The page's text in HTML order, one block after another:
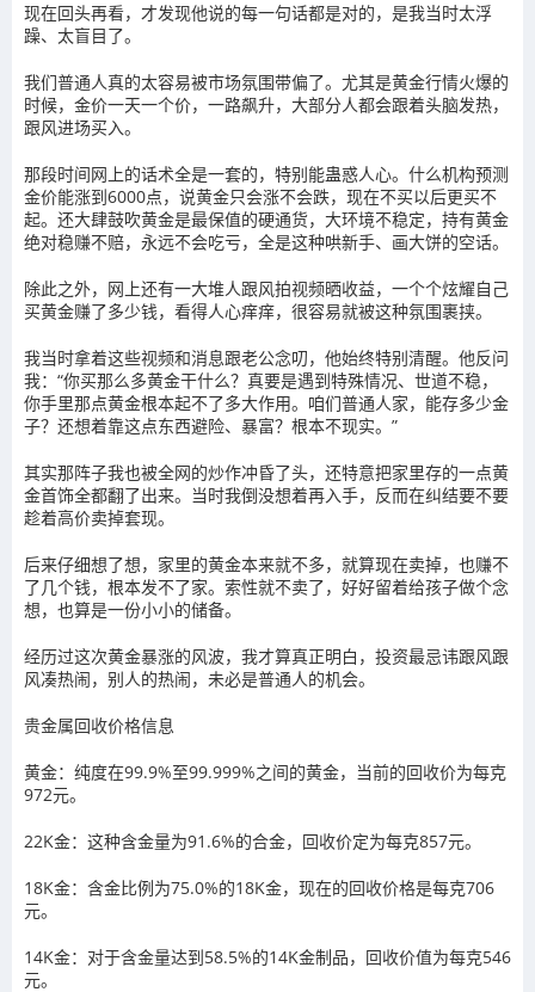
现在回头再看，才发现他说的每一句话都是对的，是我当时太浮
躁、太盲目了。
我们普通人真的太容易被市场氛围带偏了。尤其是黄金行情火爆的
时候，金价一天一个价，一路飙升，大部分人都会跟着头脑发热，
跟风进场买入。
那段时间网上的话术全是一套的，特别能蛊惑人心。什么机构预测
金价能涨到6000点，说黄金只会涨不会跌，现在不买以后更买不
起。还大肆鼓吹黄金是最保值的硬通货，大环境不稳定，持有黄金
绝对稳赚不赔，永远不会吃亏，全是这种哄新手、画大饼的空话。
除此之外，网上还有一大堆人跟风拍视频晒收益，一个个炫耀自己
买黄金赚了多少钱，看得人心痒痒，很容易就被这种氛围裹挟。
我当时拿着这些视频和消息跟老公念叨，他始终特别清醒。他反问
我：“你买那么多黄金干什么？真要是遇到特殊情况、世道不稳，
你手里那点黄金根本起不了多大作用。咱们普通人家，能存多少金
子？还想着靠这点东西避险、暴富？根本不现实。”
其实那阵子我也被全网的炒作冲昏了头，还特意把家里存的一点黄
金首饰全都翻了出来。当时我倒没想着再入手，反而在纠结要不要
趁着高价卖掉套现。
后来仔细想了想，家里的黄金本来就不多，就算现在卖掉，也赚不
了几个钱，根本发不了家。索性就不卖了，好好留着给孩子做个念
想，也算是一份小小的储备。
经历过这次黄金暴涨的风波，我才算真正明白，投资最忌讳跟风跟
风凑热闹，别人的热闹，未必是普通人的机会。
贵金属回收价格信息
黄金：纯度在99.9%至99.999%之间的黄金，当前的回收价为每克
972元。
22K金：这种含金量为91.6%的合金，回收价定为每克857元。
18K金：含金比例为75.0%的18K金，现在的回收价格是每克706
元。
14K金：对于含金量达到58.5%的14K金制品，回收价值为每克546
元。